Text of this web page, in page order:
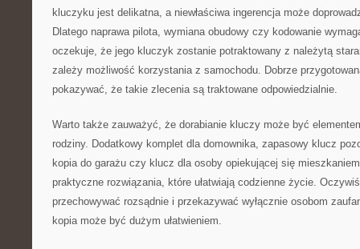
kluczyku jest delikatna, a niewłaściwa ingerencja może
Dlatego naprawa pilota, wymiana obudowy czy kodowanie
oczekuje, że jego kluczyk zostanie potraktowany z należytą
zależy możliwość korzystania z samochodu. Dobrze
pokazywać, że takie zlecenia są traktowane odpowiedzialnie.
Warto także zauważyć, że dorabianie kluczy może być
rodziny. Dodatkowy komplet dla domownika, zapasowy klucz
kopia do garażu czy klucz dla osoby opiekującej się
praktyczne rozwiązania, które ułatwiają codzienne życie.
przechowywać rozsądnie i przekazywać wyłącznie osobom
kopia może być dużym ułatwieniem.